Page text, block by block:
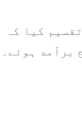
کیا کہ
برآمد ہوئے۔